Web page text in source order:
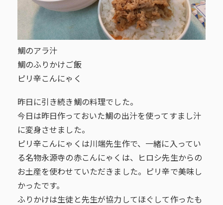
鯛のアラ汁
鯛のふりかけご飯
ピリ辛こんにゃく
昨日に引き続き鯛の料理でした。
今日は昨日作っておいた鯛の出汁を使ってすまし汁
に変身させました。
ピリ辛こんにゃくは川端先生作で、一緒に入ってい
る名物永源寺の赤こんにゃくは、ヒロシ先生からの
お土産を使わせていただきました。ピリ辛で美味し
かったです。
ふりかけは生徒と先生が協力してほぐして作ったも